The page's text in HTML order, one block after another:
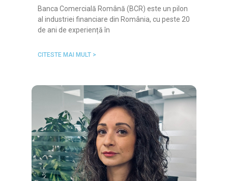
Banca Comercială Română (BCR) este un pilon
al industriei financiare din România, cu peste 20
de ani de experiență în
CITESTE MAI MULT >